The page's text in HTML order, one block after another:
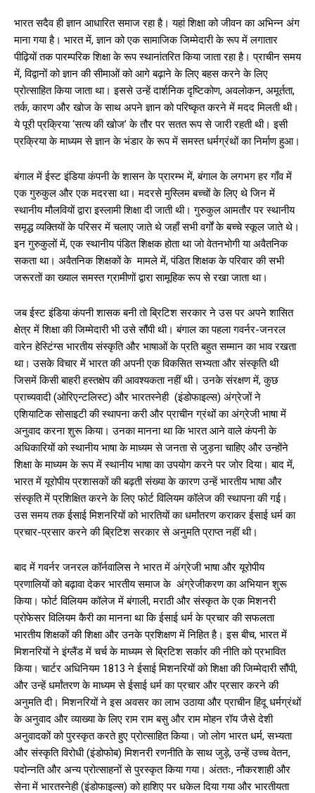
भारत सदैव ही ज्ञान आधारित समाज रहा है। यहां शिक्षा को जीवन का अभिन्न अंग
माना गया है। भारत में, ज्ञान को एक सामाजिक जिम्मेदारी के रूप में लगातार
पीढ़ियों तक पारम्परिक शिक्षा के रूप स्थानांतरित किया जाता रहा है। प्राचीन समय
में, विद्वानों को ज्ञान की सीमाओं को आगे बढ़ाने के लिए बहस करने के लिए
प्रोत्साहित किया जाता था। इससे उन्हें दार्शनिक दृष्टिकोण, अवलोकन, अमूर्तता,
तर्क, कारण और खोज के साथ अपने ज्ञान को परिष्कृत करने में मदद मिलती थी।
ये पूरी प्रक्रिया ‘सत्य की खोज’ के तौर पर सतत रूप से जारी रहती थी। इसी
प्रक्रिया के माध्यम से ज्ञान के भंडार के रूप में समस्त धर्मग्रंथों का निर्माण हुआ।
बंगाल में ईस्ट इंडिया कंपनी के शासन के प्रारम्भ में, बंगाल के लगभग हर गाँव में
एक गुरुकुल और एक मदरसा था। मदरसे मुस्लिम बच्चों के लिए थे जिन में
स्थानीय मौलवियों द्वारा इस्लामी शिक्षा दी जाती थी। गुरुकुल आमतौर पर स्थानीय
समृद्ध व्यक्तियों के परिसर में चलाए जाते थे जहाँ सभी वर्गों के बच्चे स्कूल जाते थे।
इन गुरुकुलों में, एक स्थानीय पंडित शिक्षक होता था जो वेतनभोगी या अवैतनिक
सकता था। अवैतनिक शिक्षकों के मामले में, पंडित शिक्षक के परिवार की सभी
जरूरतों का ख्याल समस्त ग्रामीणों द्वारा सामूहिक रूप से रखा जाता था।
जब ईस्ट इंडिया कंपनी शासक बनी तो ब्रिटिश सरकार ने उस पर अपने शासित
क्षेत्र में शिक्षा की जिम्मेदारी भी उसे सौंपी थी। बंगाल का पहला गवर्नर-जनरल
वारेन हेस्टिंग्स भारतीय संस्कृति और भाषाओं के प्रति बहुत सम्मान का भाव रखता
था। उसके विचार में भारत की अपनी एक विकसित सभ्यता और संस्कृति थी
जिसमें किसी बाहरी हस्तक्षेप की आवश्यकता नहीं थी। उनके संरक्षण में, कुछ
प्राच्यवादी (ओरिएन्टलिस्ट) और भारतस्नेही (इंडोफाइल्स) अंग्रेजों ने
एशियाटिक सोसाइटी की स्थापना करी और प्राचीन ग्रंथों का अंग्रेजी भाषा में
अनुवाद करना शुरू किया। उनका मानना ​​था कि भारत आने वाले कंपनी के
अधिकारियों को स्थानीय भाषा के माध्यम से जनता से जुड़ना चाहिए और उन्होंने
शिक्षा के माध्यम के रूप में स्थानीय भाषा का उपयोग करने पर जोर दिया। बाद में,
भारत में यूरोपीय प्रशासकों की बढ़ती संख्या के कारण उन्हें भारतीय भाषा और
संस्कृति में प्रशिक्षित करने के लिए फोर्ट विलियम कॉलेज की स्थापना की गई।
उस समय तक ईसाई मिशनरियों को भारतियों का धर्मांतरण कराकर ईसाई धर्म का
प्रचार-प्रसार करने की ब्रिटिश सरकार से अनुमति प्राप्त नहीं थी।
बाद में गवर्नर जनरल कॉर्नवालिस ने भारत में अंग्रेजी भाषा और यूरोपीय
प्रणालियों को बढ़ावा देकर भारतीय समाज के अंग्रेजीकरण का अभियान शुरू
किया। फोर्ट विलियम कॉलेज में बंगाली, मराठी और संस्कृत के एक मिशनरी
प्रोफेसर विलियम कैरी का मानना ​​था कि ईसाई धर्म के प्रचार की सफलता
भारतीय शिक्षकों की शिक्षा और उनके प्रशिक्षण में निहित है। इस बीच, भारत में
मिशनरियों ने इंग्लैंड में चर्च के माध्यम से ब्रिटिश सर्कार की नीति को प्रभावित
किया। चार्टर अधिनियम 1813 ने ईसाई मिशनरियों को शिक्षा की जिम्मेदारी सौंपी,
और उन्हें धर्मांतरण के माध्यम से ईसाई धर्म का प्रचार और प्रसार करने की
अनुमति दी। मिशनरियों ने इस अवसर का लाभ उठाया और प्राचीन हिंदू धर्मग्रंथों
के अनुवाद और व्याख्या के लिए राम राम बसु और राम मोहन रॉय जैसे देशी
अनुवादकों को पुरस्कृत करते हुए प्रोत्साहित किया। जो लोग भारत धर्म, सभ्यता
और संस्कृति विरोधी (इंडोफोब) मिशनरी रणनीति के साथ जुड़े, उन्हें उच्च वेतन,
पदोन्नति और अन्य प्रोत्साहनों से पुरस्कृत किया गया। अंततः, नौकरशाही और
सेना में भारतस्नेही (इंडोफाइल्स) को हाशिए पर धकेल दिया गया और भारतीयता